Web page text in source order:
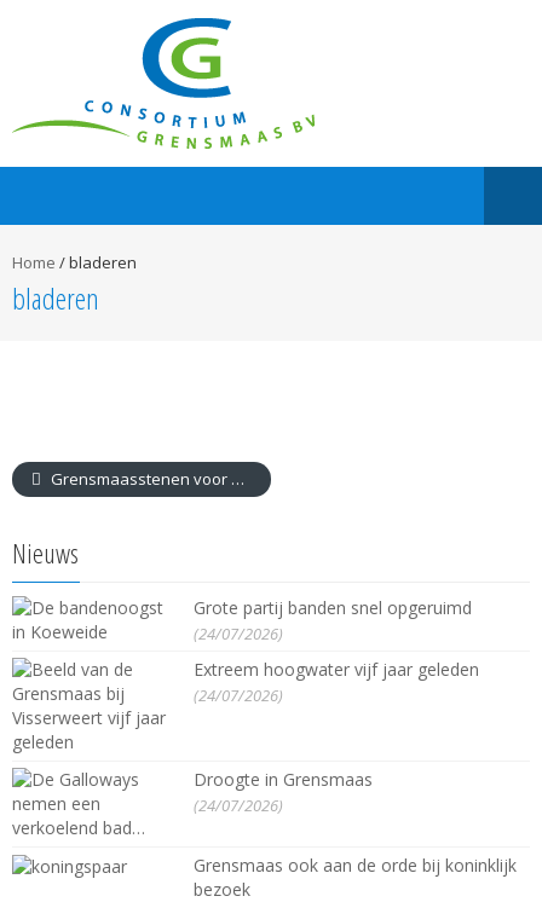
Home /bladeren
bladeren
Grensmaasstenen voor pater Leo
Nieuws
Grote partij banden snel opgeruimd
(24/07/2026)
Extreem hoogwater vijf jaar geleden
(24/07/2026)
Droogte in Grensmaas
(24/07/2026)
Grensmaas ook aan de orde bij koninklijk
bezoek